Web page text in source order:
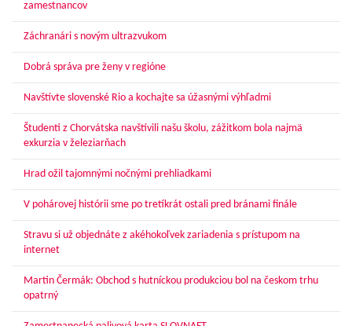
zamestnancov
Záchranári s novým ultrazvukom
Dobrá správa pre ženy v regióne
Navštívte slovenské Rio a kochajte sa úžasnými výhľadmi
Študenti z Chorvátska navštívili našu školu, zážitkom bola najmä
exkurzia v železiarňach
Hrad ožil tajomnými nočnými prehliadkami
V pohárovej histórii sme po tretíkrát ostali pred bránami finále
Stravu si už objednáte z akéhokoľvek zariadenia s prístupom na
internet
Martin Čermák: Obchod s hutníckou produkciou bol na českom trhu
opatrný